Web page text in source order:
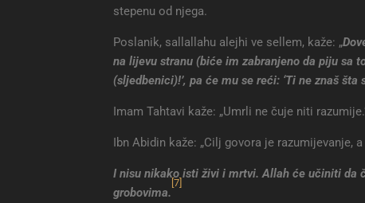
stepenu od njega.
Poslanik, sallallahu alejhi ve sellem, kaže: „
na lijevu stranu (biće im zabranjeno da piju sa
(sljedbenici)!’, pa će mu se reći: ‘Ti ne znaš
Imam Tahtavi kaže: „Umrli ne čuje niti
Ibn Abidin kaže: „Cilj govora je razumijevanje,
I nisu nikako isti živi i mrtvi. Allah će učiniti da
grobovima.
[7]